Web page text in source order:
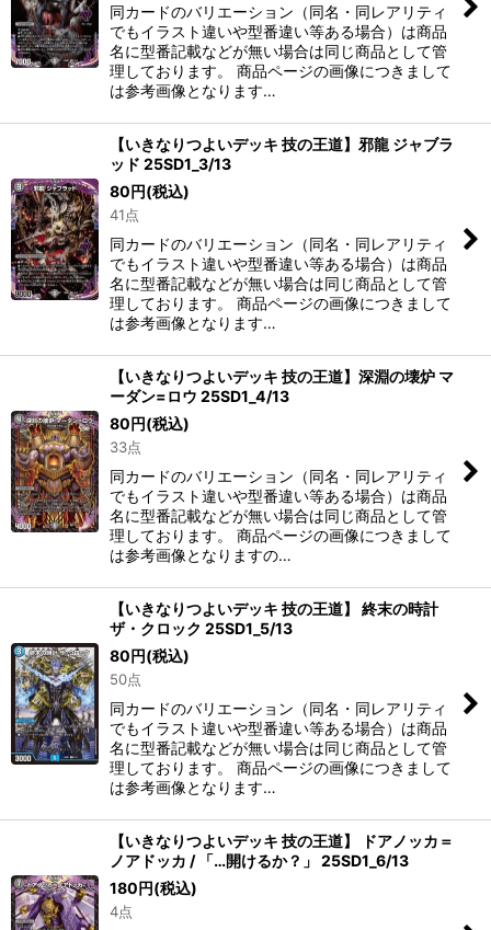
同カードのバリエーション（同名・同レアリティ
でもイラスト違いや型番違い等ある場合）は商品
名に型番記載などが無い場合は同じ商品として管
理しております。 商品ページの画像につきまして
は参考画像となります…
【いきなりつよいデッキ 技の王道】邪龍 ジャブラ
ッド 25SD1_3/13
80円(税込)
41点
同カードのバリエーション（同名・同レアリティ
でもイラスト違いや型番違い等ある場合）は商品
名に型番記載などが無い場合は同じ商品として管
理しております。 商品ページの画像につきまして
は参考画像となります…
【いきなりつよいデッキ 技の王道】深淵の壊炉 マ
ーダン=ロウ 25SD1_4/13
80円(税込)
33点
同カードのバリエーション（同名・同レアリティ
でもイラスト違いや型番違い等ある場合）は商品
名に型番記載などが無い場合は同じ商品として管
理しております。 商品ページの画像につきまして
は参考画像となりますの…
【いきなりつよいデッキ 技の王道】 終末の時計
ザ・クロック 25SD1_5/13
80円(税込)
50点
同カードのバリエーション（同名・同レアリティ
でもイラスト違いや型番違い等ある場合）は商品
名に型番記載などが無い場合は同じ商品として管
理しております。 商品ページの画像につきまして
は参考画像となります…
【いきなりつよいデッキ 技の王道】 ドアノッカ＝
ノアドッカ / 「…開けるか？」 25SD1_6/13
180円(税込)
4点